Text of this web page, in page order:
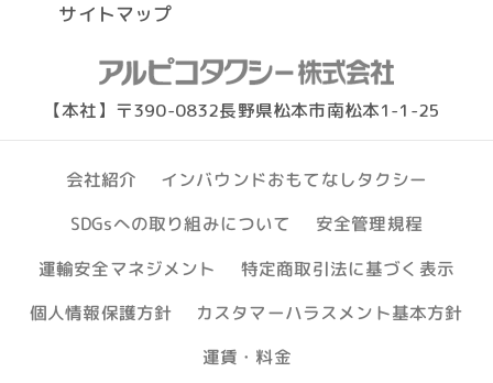
サイトマップ
【本社】〒390-0832長野県松本市南松本1-1-25
会社紹介 インバウンドおもてなしタクシー
SDGsへの取り組みについて 安全管理規程
運輸安全マネジメント 特定商取引法に基づく表示
個人情報保護方針 カスタマーハラスメント基本方針
運賃・料金